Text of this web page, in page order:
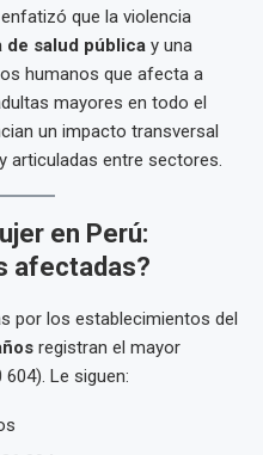
que la violencia
de salud pública y una
humanos que afecta a
mayores en todo el
un impacto transversal
articuladas entre sectores.
en Perú:
afectadas?
por los establecimientos del
registran el mayor
Le siguen: